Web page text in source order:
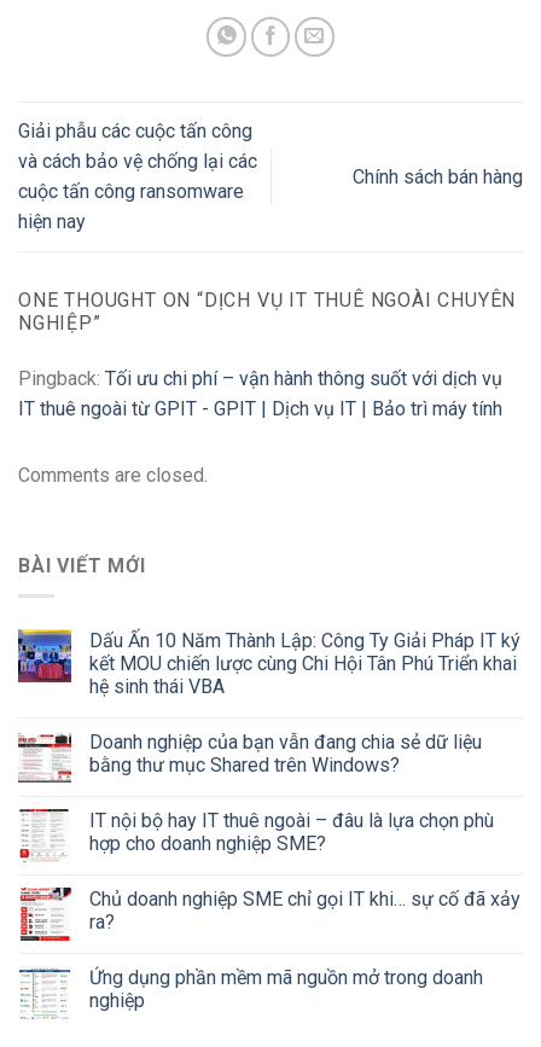
Giải phẫu các cuộc tấn công
và cách bảo vệ chống lại các
cuộc tấn công ransomware
hiện nay
Chính sách bán hàng
ONE THOUGHT ON “DỊCH VỤ IT THUÊ NGOÀI CHUYÊN
NGHIỆP”
Pingback: Tối ưu chi phí – vận hành thông suốt với dịch vụ
IT thuê ngoài từ GPIT - GPIT | Dịch vụ IT | Bảo trì máy tính
Comments are closed.
BÀI VIẾT MỚI
Dấu Ấn 10 Năm Thành Lập: Công Ty Giải Pháp IT ký
kết MOU chiến lược cùng Chi Hội Tân Phú Triển khai
hệ sinh thái VBA
Doanh nghiệp của bạn vẫn đang chia sẻ dữ liệu
bằng thư mục Shared trên Windows?
IT nội bộ hay IT thuê ngoài – đâu là lựa chọn phù
hợp cho doanh nghiệp SME?
Chủ doanh nghiệp SME chỉ gọi IT khi… sự cố đã xảy
ra?
Ứng dụng phần mềm mã nguồn mở trong doanh
nghiệp